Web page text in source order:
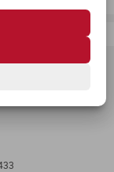
è di casa